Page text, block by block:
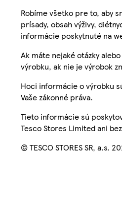
Robíme všetko pre to, aby
prísady, obsah výživy,
informácie poskytnuté na
Ak máte nejaké otázky
výrobku, ak nie je výrobok
Hoci informácie o výrobku
Vaše zákonné práva.
Tieto informácie sú
Tesco Stores Limited ani
© TESCO STORES SR, a.s.